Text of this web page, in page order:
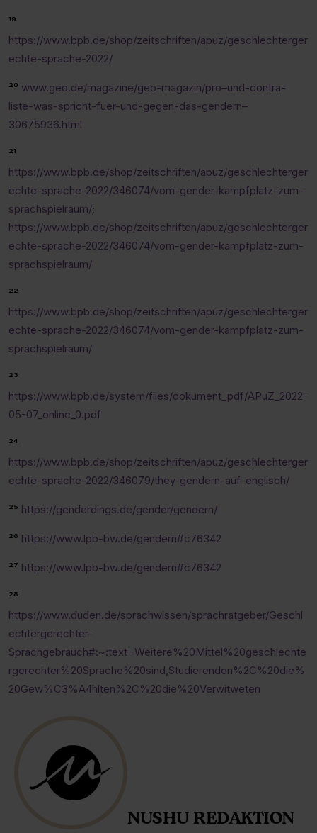
¹⁹
https://www.bpb.de/shop/zeitschriften/apuz/geschlechterger
echte-sprache-2022/
²⁰ www.geo.de/magazine/geo-magazin/pro–und-contra-
liste-was-spricht-fuer-und-gegen-das-gendern–
30675936.html
²¹
https://www.bpb.de/shop/zeitschriften/apuz/geschlechterger
echte-sprache-2022/346074/vom-gender-kampfplatz-zum-
sprachspielraum/;
https://www.bpb.de/shop/zeitschriften/apuz/geschlechterger
echte-sprache-2022/346074/vom-gender-kampfplatz-zum-
sprachspielraum/
²²
https://www.bpb.de/shop/zeitschriften/apuz/geschlechterger
echte-sprache-2022/346074/vom-gender-kampfplatz-zum-
sprachspielraum/
²³
https://www.bpb.de/system/files/dokument_pdf/APuZ_2022-
05-07_online_0.pdf
²⁴
https://www.bpb.de/shop/zeitschriften/apuz/geschlechterger
echte-sprache-2022/346079/they-gendern-auf-englisch/
²⁵ https://genderdings.de/gender/gendern/
²⁶ https://www.lpb-bw.de/gendern#c76342
²⁷ https://www.lpb-bw.de/gendern#c76342
²⁸
https://www.duden.de/sprachwissen/sprachratgeber/Geschl
echtergerechter-
Sprachgebrauch#:~:text=Weitere%20Mittel%20geschlechte
rgerechter%20Sprache%20sind,Studierenden%2C%20die%
20Gew%C3%A4hlten%2C%20die%20Verwitweten
NUSHU REDAKTION